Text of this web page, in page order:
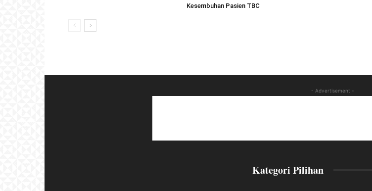
Kesembuhan Pasien TBC
- Advertisement -
Kategori Pilihan